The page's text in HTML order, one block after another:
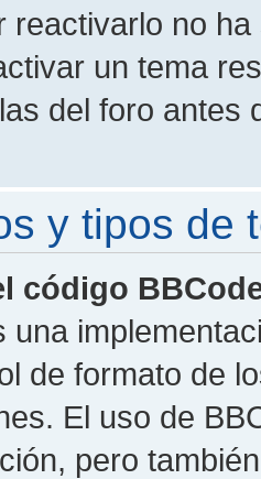
reactivarlo no
un tema
del foro antes
y tipos de
código
una
de formato de
El uso de
pero